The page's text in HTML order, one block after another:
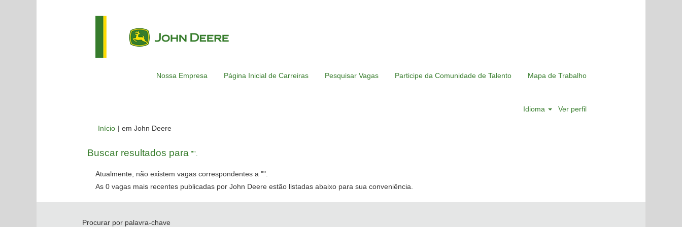
Nossa Empresa Página Inicial de Carreiras Pesquisar Vagas Participe da Comunidade de Talento Mapa de Trabalho
Idioma Ver perfil
Início | em John Deere(página
Buscar resultados para "".
Atualmente, não existem vagas correspondentes a "".
As 0 vagas mais recentes publicadas por John Deere estão listadas abaixo para sua conveniência.
Procurar por palavra-chave